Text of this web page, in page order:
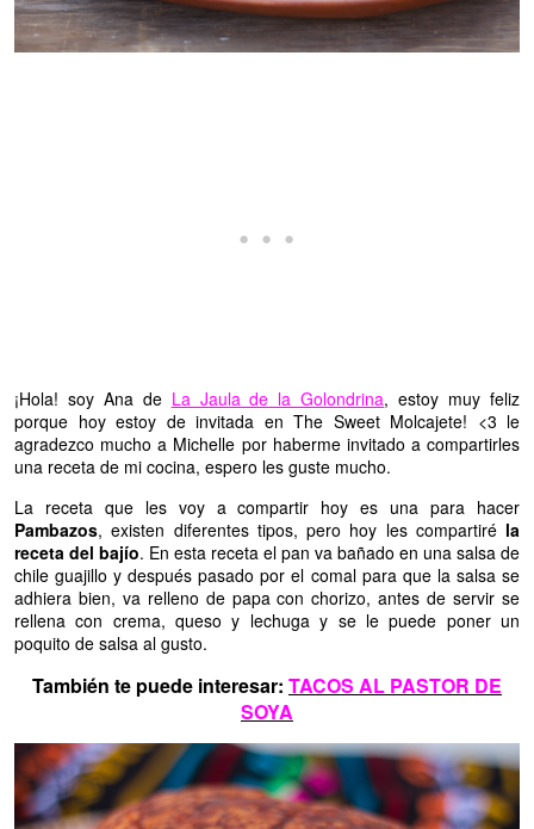
¡Hola! soy Ana de La Jaula de la Golondrina, estoy muy feliz
porque hoy estoy de invitada en The Sweet Molcajete! <3 le
agradezco mucho a Michelle por haberme invitado a compartirles
una receta de mi cocina, espero les guste mucho.
La receta que les voy a compartir hoy es una para hacer
Pambazos, existen diferentes tipos, pero hoy les compartiré la
receta del bajío. En esta receta el pan va bañado en una salsa de
chile guajillo y después pasado por el comal para que la salsa se
adhiera bien, va relleno de papa con chorizo, antes de servir se
rellena con crema, queso y lechuga y se le puede poner un
poquito de salsa al gusto.
También te puede interesar: TACOS AL PASTOR DE
SOYA